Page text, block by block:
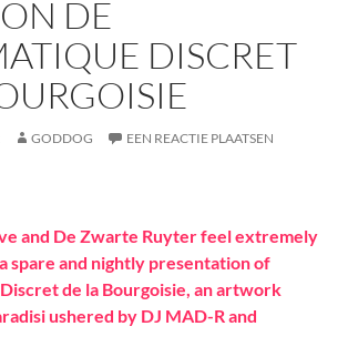
DE
DISCRET
GODDOG EEN REACTIE PLAATSEN
and De Zwarte Ruyter feel extremely
spare and nightly presentation of
Discret de la Bourgoisie, an artwork
ushered by DJ MAD-R and